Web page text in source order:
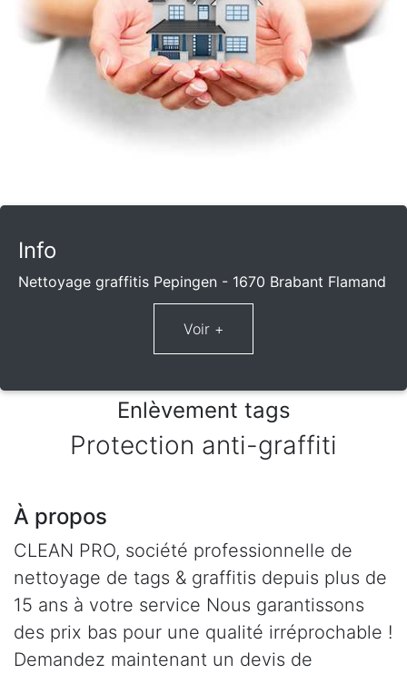
Info
Nettoyage graffitis Pepingen - 1670 Brabant Flamand
Enlèvement tags
Protection anti-graffiti
À propos
CLEAN PRO, société professionnelle de
nettoyage de tags & graffitis depuis plus de
15 ans à votre service Nous garantissons
des prix bas pour une qualité irréprochable !
Demandez maintenant un devis de